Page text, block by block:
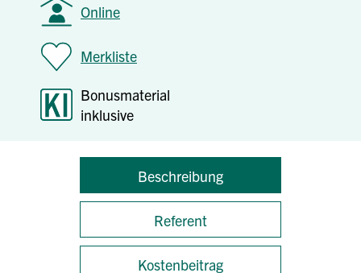
Online
Merkliste
Bonusmaterial
inklusive
Beschreibung
Referent
Kostenbeitrag